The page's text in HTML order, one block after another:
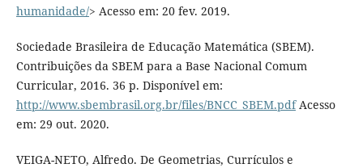
humanidade/> Acesso em: 20 fev. 2019.
Sociedade Brasileira de Educação Matemática (SBEM).
Contribuições da SBEM para a Base Nacional Comum
Curricular, 2016. 36 p. Disponível em:
http://www.sbembrasil.org.br/files/BNCC_SBEM.pdfAcesso
em: 29 out. 2020.
VEIGA-NETO, Alfredo. De Geometrias, Currículos e